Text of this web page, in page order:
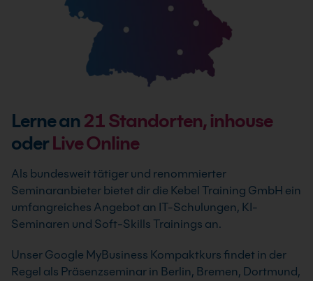
Lerne an 21Standorten, inhouse
oderLive Online
Als bundesweit tätiger und renommierter
Seminaranbieter bietet dir die Kebel Training GmbH ein
umfangreiches Angebot an IT-Schulungen, KI-
Seminaren und Soft-Skills Trainings an.
Unser Google MyBusiness Kompaktkurs findet in der
Regel als Präsenzseminar in Berlin, Bremen, Dortmund,